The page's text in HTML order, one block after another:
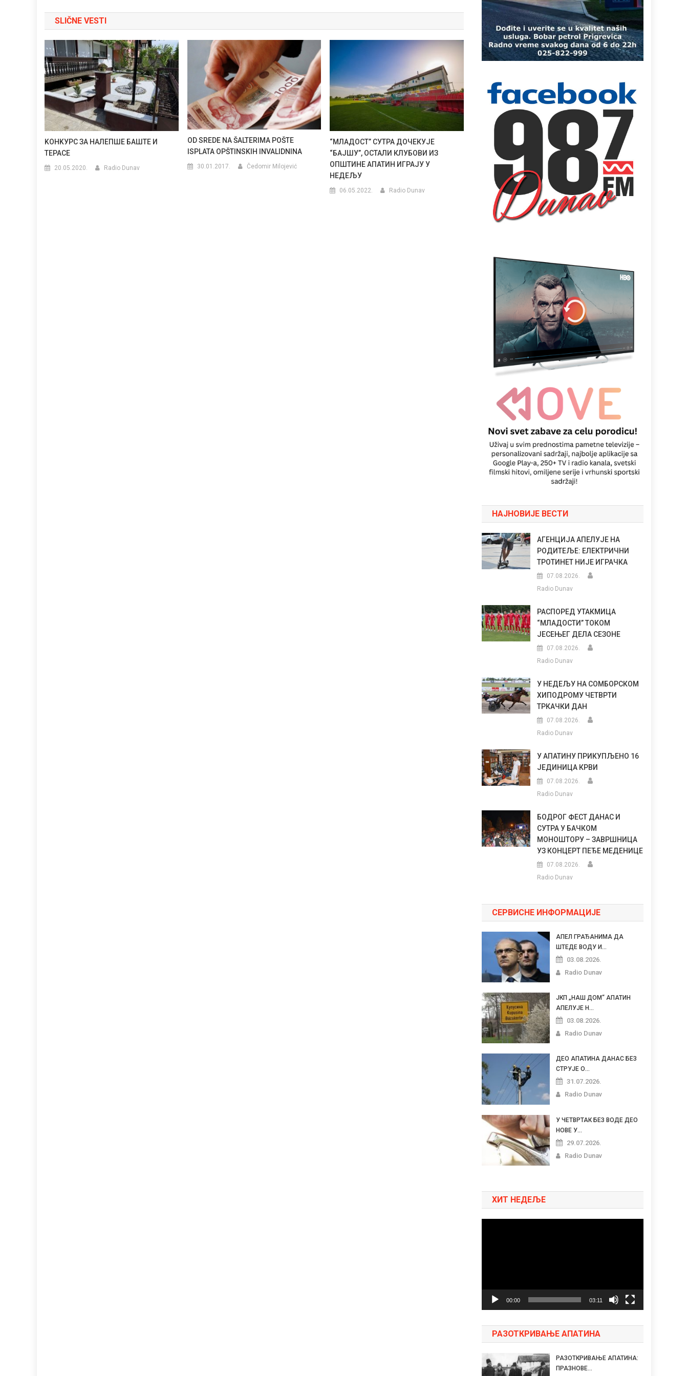
članka
SLIČNE VESTI
KОНKУРС ЗА НАЛЕПШЕ БАШТЕ И
ТЕРАСЕ
20.05.2020. Radio Dunav
OD SREDE NA ŠALTERIMA POŠTE
ISPLATA OPŠTINSKIH INVALIDNINA
30.01.2017. Čedomir Milojević
“МЛАДОСТ” СУТРА ДОЧЕКУЈЕ
“БАЈШУ”, ОСТАЛИ КЛУБОВИ ИЗ
ОПШТИНЕ АПАТИН ИГРАЈУ У
НЕДЕЉУ
06.05.2022. Radio Dunav
НАЈНОВИЈЕ ВЕСТИ
АГЕНЦИЈА АПЕЛУЈЕ НА
РОДИТЕЉЕ: ЕЛЕКТРИЧНИ
ТРОТИНЕТ НИЈЕ ИГРАЧКА
07.08.2026.
Radio Dunav
РАСПОРЕД УТАКМИЦА
“МЛАДОСТИ” ТОКОМ
ЈЕСЕЊЕГ ДЕЛА СЕЗОНЕ
07.08.2026.
Radio Dunav
У НЕДЕЉУ НА СОМБОРСКОМ
ХИПОДРОМУ ЧЕТВРТИ
ТРКАЧКИ ДАН
07.08.2026.
Radio Dunav
У АПАТИНУ ПРИКУПЉЕНО 16
ЈЕДИНИЦА КРВИ
07.08.2026.
Radio Dunav
БОДРОГ ФЕСТ ДАНАС И
СУТРА У БАЧКОМ
МОНОШТОРУ – ЗАВРШНИЦА
УЗ КОНЦЕРТ ПЕЂЕ МЕДЕНИЦЕ
07.08.2026.
Radio Dunav
СЕРВИСНЕ ИНФОРМАЦИЈЕ
АПЕЛ ГРАЂАНИМА ДА
ШТЕДЕ ВОДУ И...
03.08.2026.
Radio Dunav
ЈКП „НАШ ДОМ“ АПАТИН
АПЕЛУЈЕ Н...
03.08.2026.
Radio Dunav
ДЕО АПАТИНА ДАНАС БЕЗ
СТРУЈЕ О...
31.07.2026.
Radio Dunav
У ЧЕТВРТАК БЕЗ ВОДЕ ДЕО
НОВЕ У...
29.07.2026.
Radio Dunav
ХИТ НЕДЕЉЕ
00:00 03:11
РАЗОТКРИВАЊЕ АПАТИНА
РАЗОТКРИВАЊЕ АПАТИНА:
ПРАЗНОВЕ...